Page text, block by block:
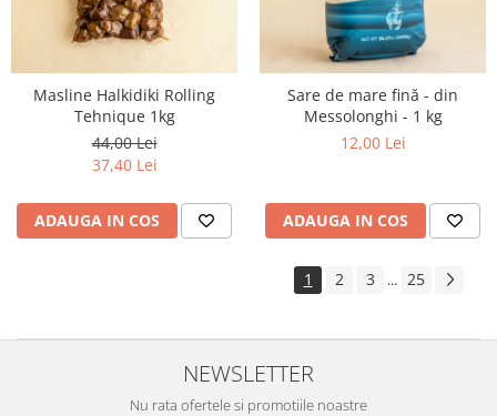
Masline Halkidiki Rolling
Tehnique 1kg
44,00 Lei
37,40 Lei
ADAUGA IN COS
Sare de mare fină - din
Messolonghi - 1 kg
12,00 Lei
ADAUGA IN COS
1 2 3 ... 25
NEWSLETTER
Nu rata ofertele si promotiile noastre